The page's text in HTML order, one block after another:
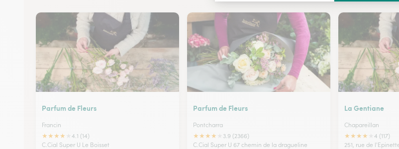
Parfum de Fleurs
Francin
★★★★
4.1 (14)
C.Cial Super U Le Boisset
Parfum de Fleurs
Pontcharra
★★★★
3.9 (2366)
C.Cial Super U 67 chemin de la dragueline
La Gentiane
Chapareillan
★★★★
4 (117)
251, rue de